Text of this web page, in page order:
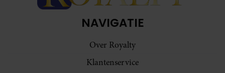
NAVIGATIE
Over Royalty
Klantenservice